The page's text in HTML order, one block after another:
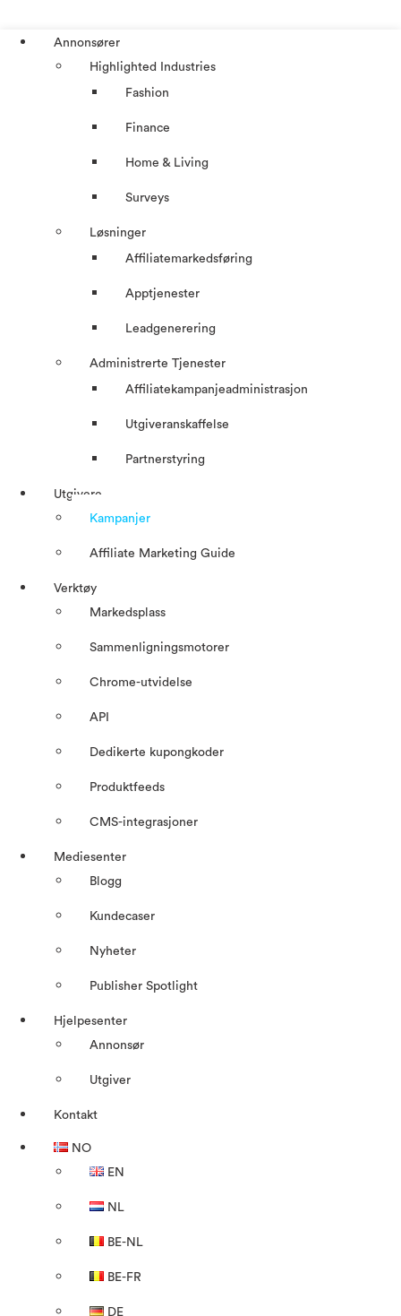
Annonsører
Highlighted Industries
Fashion
Finance
Home & Living
Surveys
Løsninger
Affiliatemarkedsføring
Apptjenester
Leadgenerering
Administrerte Tjenester
Affiliatekampanjeadministrasjon
Utgiveranskaffelse
Partnerstyring
Utgivere
Kampanjer
Affiliate Marketing Guide
Verktøy
Markedsplass
Sammenligningsmotorer
Chrome-utvidelse
API
Dedikerte kupongkoder
Produktfeeds
CMS-integrasjoner
Mediesenter
Blogg
Kundecaser
Nyheter
Publisher Spotlight
Hjelpesenter
Annonsør
Utgiver
Kontakt
NO
EN
NL
BE-NL
BE-FR
DE